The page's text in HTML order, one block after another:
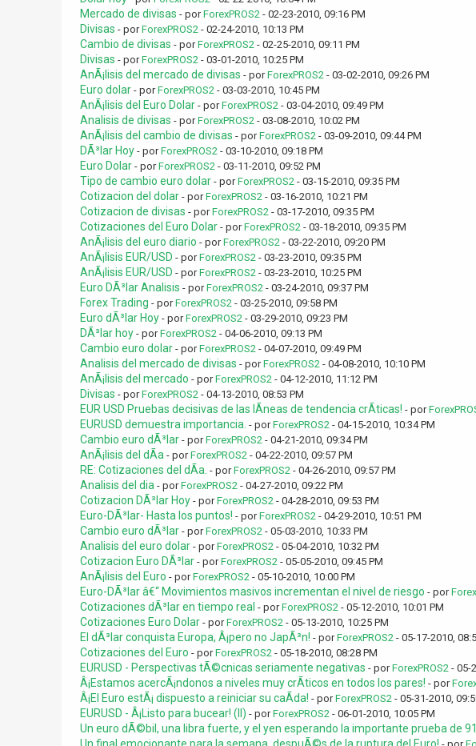
Mercado de divisas - porForexPROS2- 02-23-2010, 09:16 PM
Divisas - porForexPROS2- 02-24-2010, 10:13 PM
Cambio de divisas - porForexPROS2- 02-25-2010, 09:11 PM
Divisas - porForexPROS2- 03-01-2010, 10:25 PM
AnÃ¡lisis del mercado de divisas - porForexPROS2- 03-02-2010, 09:26 PM
Euro dolar - porForexPROS2- 03-03-2010, 10:45 PM
AnÃ¡lisis del Euro Dolar - porForexPROS2- 03-04-2010, 09:49 PM
Analisis de divisas - porForexPROS2- 03-08-2010, 10:02 PM
AnÃ¡lisis del cambio de divisas - porForexPROS2- 03-09-2010, 09:44 PM
DÃ³lar Hoy - porForexPROS2- 03-10-2010, 09:18 PM
Euro Dolar - porForexPROS2- 03-11-2010, 09:52 PM
Tipo de cambio euro dolar - porForexPROS2- 03-15-2010, 09:35 PM
Cotizacion del dolar - porForexPROS2- 03-16-2010, 10:21 PM
Cotizacion de divisas - porForexPROS2- 03-17-2010, 09:35 PM
Cotizaciones del Euro Dolar - porForexPROS2- 03-18-2010, 09:35 PM
AnÃ¡lisis del euro diario - porForexPROS2- 03-22-2010, 09:20 PM
AnÃ¡lisis EUR/USD - porForexPROS2- 03-23-2010, 09:35 PM
AnÃ¡lisis EUR/USD - porForexPROS2- 03-23-2010, 10:25 PM
Euro DÃ³lar Analisis - porForexPROS2- 03-24-2010, 09:37 PM
Forex Trading - porForexPROS2- 03-25-2010, 09:58 PM
Euro dÃ³lar Hoy - porForexPROS2- 03-29-2010, 09:23 PM
DÃ³lar hoy - porForexPROS2- 04-06-2010, 09:13 PM
Cambio euro dolar - porForexPROS2- 04-07-2010, 09:49 PM
Analisis del mercado de divisas - porForexPROS2- 04-08-2010, 10:10 PM
AnÃ¡lisis del mercado - porForexPROS2- 04-12-2010, 11:12 PM
Divisas - porForexPROS2- 04-13-2010, 08:53 PM
EUR USD Pruebas decisivas de las lÃ­neas de tendencia crÃ­ticas! - por
EURUSD demuestra importancia. - porForexPROS2- 04-15-2010, 10:34 PM
Cambio euro dÃ³lar - porForexPROS2- 04-21-2010, 09:34 PM
AnÃ¡lisis del dÃ­a - porForexPROS2- 04-22-2010, 09:57 PM
RE: Cotizaciones del dÃ­a. - porForexPROS2- 04-26-2010, 09:57 PM
Analisis del dia - porForexPROS2- 04-27-2010, 09:22 PM
Cotizacion DÃ³lar Hoy - porForexPROS2- 04-28-2010, 09:53 PM
Euro-DÃ³lar- Hasta los puntos! - porForexPROS2- 04-29-2010, 10:51 PM
Cambio euro dÃ³lar - porForexPROS2- 05-03-2010, 10:33 PM
Analisis del euro dolar - porForexPROS2- 05-04-2010, 10:32 PM
Cotizacion Euro DÃ³lar - porForexPROS2- 05-05-2010, 09:45 PM
AnÃ¡lisis del Euro - porForexPROS2- 05-10-2010, 10:00 PM
Euro-DÃ³lar â€“ Movimientos masivos incrementan el nivel de riesgo - por
Cotizaciones dÃ³lar en tiempo real - porForexPROS2- 05-12-2010, 10:01 PM
Cotizaciones Euro Dolar - porForexPROS2- 05-13-2010, 10:25 PM
El dÃ³lar conquista Europa, Â¡pero no JapÃ³n! - porForexPROS2- 05-17-2010,
Cotizaciones del Euro - porForexPROS2- 05-18-2010, 08:28 PM
EURUSD - Perspectivas tÃ©cnicas seriamente negativas - porForexPROS2- 05-
Â¡Estamos acercÃ¡ndonos a niveles muy crÃ­ticos en todos los pares! - por
Â¡El Euro estÃ¡ dispuesto a reiniciar su caÃ­da! - porForexPROS2- 05-31-2010,
EURUSD - Â¡Listo para bucear! (II) - porForexPROS2- 06-01-2010, 10:05 PM
Un euro dÃ©bil, una libra fuerte, y el yen esperando la importante prueba de